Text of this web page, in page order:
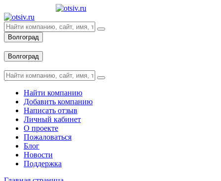
Волгоград
Волгоград
Найти компанию
Добавить компанию
Написать отзыв
Личный кабинет
О проекте
Пожаловаться
Блог
Новости
Поддержка